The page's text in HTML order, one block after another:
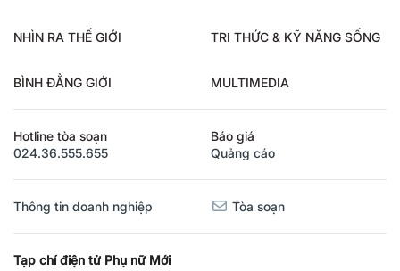
NHÌN RA THẾ GIỚI TRI THỨC & KỸ NĂNG SỐNG
BÌNH ĐẲNG GIỚI MULTIMEDIA
Hotline tòa soạn
024.36.555.655
Báo giá
Quảng cáo
Thông tin doanh nghiệp Tòa soạn
Tạp chí điện tử Phụ nữ Mới